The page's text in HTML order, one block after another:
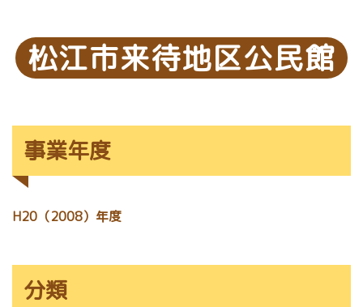
置：松江市来待地区公民館
事業年度
H20（2008）年度
分類